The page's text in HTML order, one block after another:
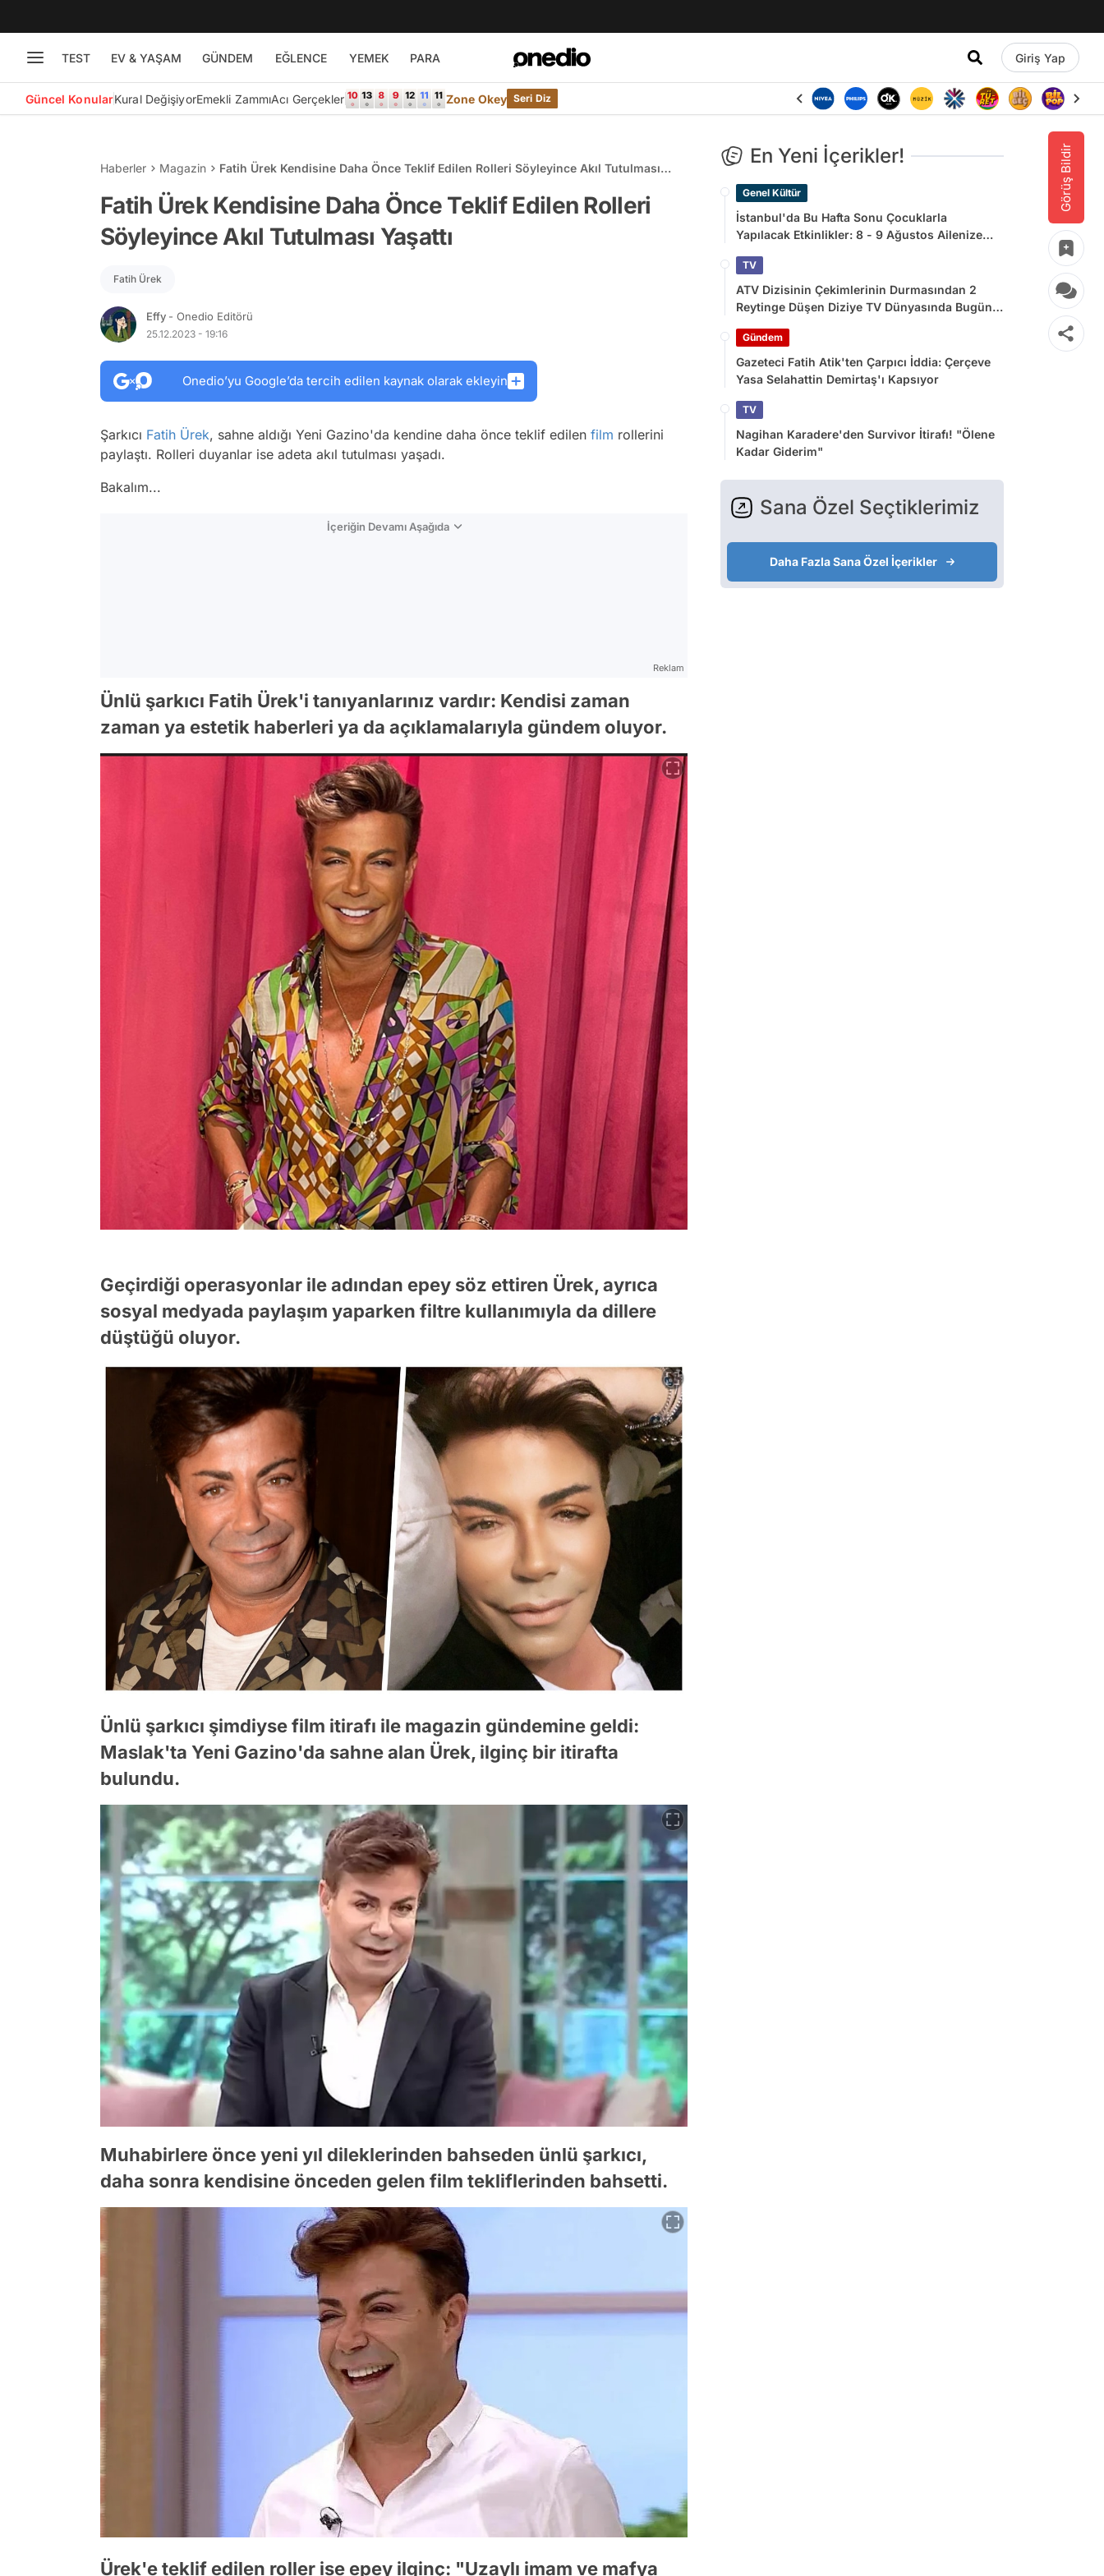
TEST EV & YAŞAM GÜNDEM EĞLENCE YEMEK PARA Giriş Yap
Güncel KonularKural DeğişiyorEmekli ZammıAcı Gerçekler Zone Okey Seri Diz
Görüş Bildir
Haberler Magazin
Fatih Ürek Kendisine Daha Önce Teklif Edilen Rolleri Söyleyince Akıl Tutulması
Fatih Ürek Kendisine Daha Önce Teklif Edilen Rolleri
Söyleyince Akıl Tutulması Yaşattı
Fatih Ürek
Effy - Onedio Editörü
25.12.2023 - 19:16
Onedio’yu Google’da tercih edilen kaynak olarak ekleyin
Şarkıcı Fatih Ürek, sahne aldığı Yeni Gazino'da kendine daha önce teklif edilen film rollerini
paylaştı. Rolleri duyanlar ise adeta akıl tutulması yaşadı.
Bakalım...
İçeriğin Devamı Aşağıda
Reklam
Ünlü şarkıcı Fatih Ürek'i tanıyanlarınız vardır: Kendisi zaman
zaman ya estetik haberleri ya da açıklamalarıyla gündem oluyor.
Geçirdiği operasyonlar ile adından epey söz ettiren Ürek, ayrıca
sosyal medyada paylaşım yaparken filtre kullanımıyla da dillere
düştüğü oluyor.
Ünlü şarkıcı şimdiyse film itirafı ile magazin gündemine geldi:
Maslak'ta Yeni Gazino'da sahne alan Ürek, ilginç bir itirafta
bulundu.
Muhabirlere önce yeni yıl dileklerinden bahseden ünlü şarkıcı,
daha sonra kendisine önceden gelen film tekliflerinden bahsetti.
Ürek'e teklif edilen roller ise epey ilginç: "Uzaylı imam ve mafya
En Yeni İçerikler!
Genel Kültür
İstanbul'da Bu Hafta Sonu Çocuklarla
Yapılacak Etkinlikler: 8 - 9 Ağustos Ailenize
TV
ATV Dizisinin Çekimlerinin Durmasından 2
Reytinge Düşen Diziye TV Dünyasında Bugün
Gündem
Gazeteci Fatih Atik'ten Çarpıcı İddia: Çerçeve
Yasa Selahattin Demirtaş'ı Kapsıyor
TV
Nagihan Karadere'den Survivor İtirafı! "Ölene
Kadar Giderim"
Sana Özel Seçtiklerimiz
Daha Fazla Sana Özel İçerikler